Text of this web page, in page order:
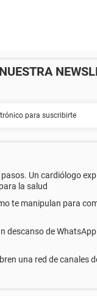
Un cardiólogo
la salud
te manipulan para
descanso de
una red de canales